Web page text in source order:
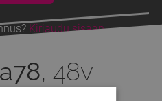
Kirjaudu sisään
, 48v